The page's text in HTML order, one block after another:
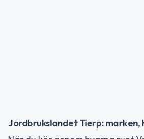
Jordbrukslandet Tierp: